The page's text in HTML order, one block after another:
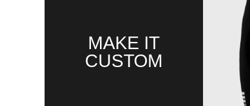
MAKE IT
CUSTOM